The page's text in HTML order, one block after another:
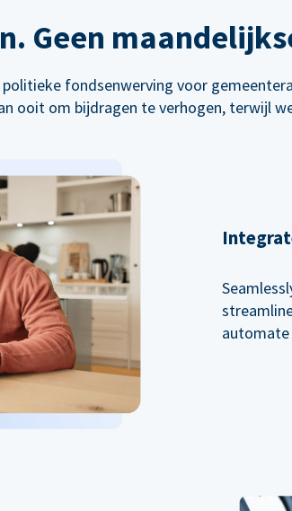
Geen
fondsenwerving voor
ooit om bijdragen te verhogen, terwijl
automate